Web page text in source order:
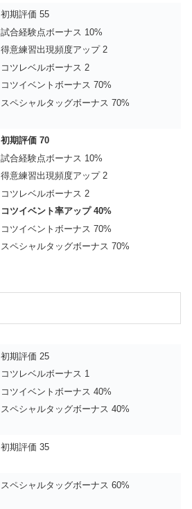
初期評価 55
試合経験点ボーナス 10%
得意練習出現頻度アップ 2
コツレベルボーナス 2
コツイベントボーナス 70%
スペシャルタッグボーナス 70%
初期評価 70
試合経験点ボーナス 10%
得意練習出現頻度アップ 2
コツレベルボーナス 2
コツイベント率アップ 40%
コツイベントボーナス 70%
スペシャルタッグボーナス 70%
初期評価 25
コツレベルボーナス 1
コツイベントボーナス 40%
スペシャルタッグボーナス 40%
初期評価 35
スペシャルタッグボーナス 60%